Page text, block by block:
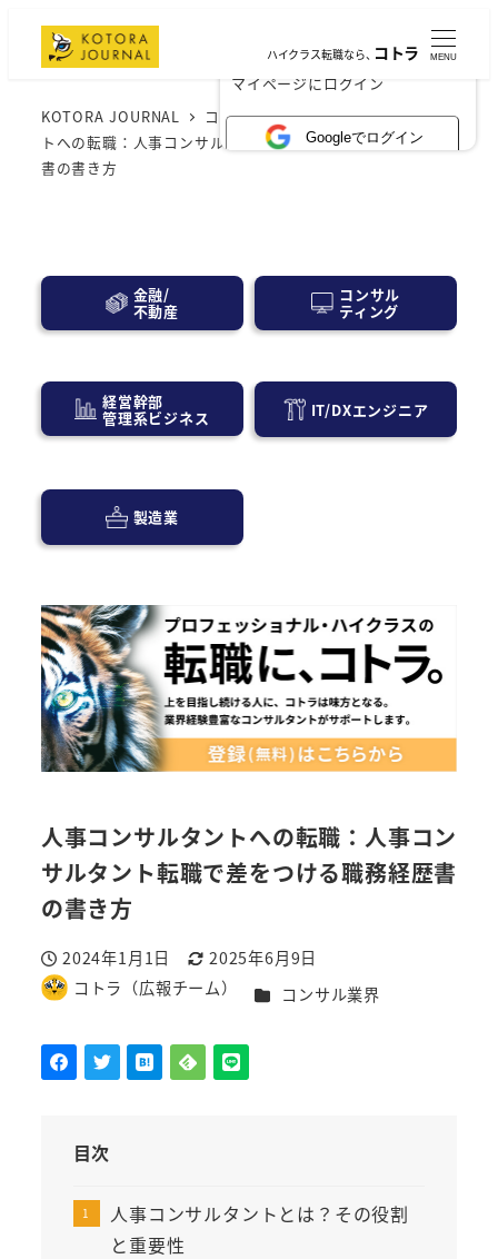
×
マイページにログイン
Googleでログイン
ハイクラス転職なら、コトラ MENU
KOTORA JOURNAL コンサル業界
人事コンサルタン
トへの転職：人事コンサルタント転職で差をつける職務経歴
書の書き方
金融/
不動産
コンサル
ティング
経営幹部
管理系ビジネス IT/DXエンジニア
製造業
人事コンサルタントへの転職：人事コン
サルタント転職で差をつける職務経歴書
の書き方
投稿日
2024年1月1日
更新日
2025年6月9日
著
コトラ（広報チーム） カテゴリー
コンサル業界
目次
人事コンサルタントとは？その役割
と重要性